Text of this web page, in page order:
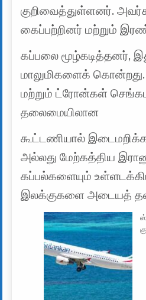
குறிவைத்துள்ளனர்.
கைப்பற்றினர் மற்றும்
கப்பலை மூழ்கடித்தனர்,
மாலுமிகளைக்
மற்றும் ட்ரோன்கள்
தலைமையிலான
கூட்டணியால்
அல்லது மேற்கத்திய
கப்பல்களையும்
இலக்குகளை அடையத்